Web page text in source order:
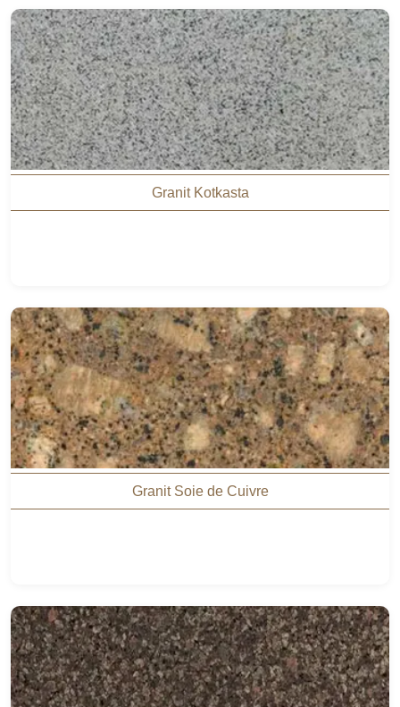
Granit Kotkasta
Granit Soie de Cuivre